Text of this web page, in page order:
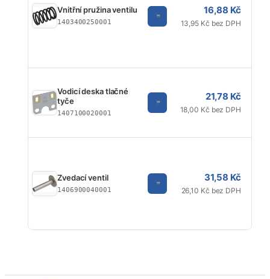
Vnitřní pružina ventilu
1403400250001
16,88 Kč
13,95 Kč bez DPH
Vodicí deska tlačné
tyče
1407100020001
21,78 Kč
18,00 Kč bez DPH
Zvedací ventil
1406900040001
31,58 Kč
26,10 Kč bez DPH